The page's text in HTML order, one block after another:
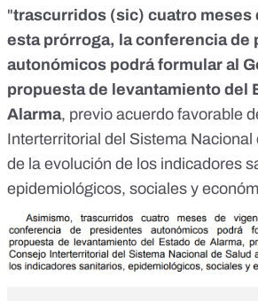
"trascurridos (sic) cuatro meses
esta prórroga, la conferencia de
autonómicos podrá formular al
propuesta de levantamiento del
Alarma, previo acuerdo favorable
Interterritorial del Sistema Nacional
de la evolución de los indicadores
epidemiológicos, sociales y